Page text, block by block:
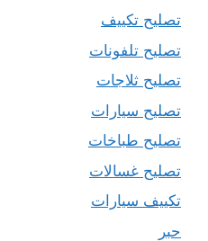
تصليح تكييف
تصليح تلفونات
تصليح ثلاجات
تصليح سيارات
تصليح طباخات
تصليح غسالات
تكييف سيارات
حبر